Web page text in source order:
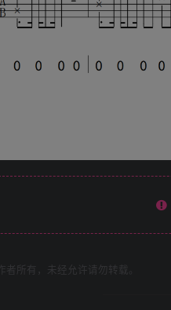
者所有，未经允许请勿转载。